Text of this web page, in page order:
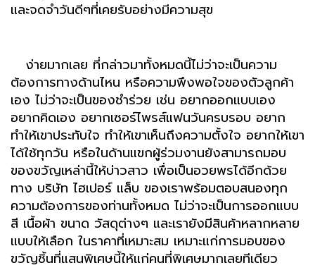
และจดจำวันดีๆที่เคยรับอย่างมีความสุข
ง่ายมากเลย ที่กล่าวมาทั้งหมดนี้ไม่ว่าจะเป็นความ
ต้องการทางด้านไหน หรือความพึงพอใจของตัวลูกค้า
เอง ไม่ว่าจะเป็นของชำร่วย เช่น อยากออกแบบเอง
อยากคิดเอง อยากเซอร์ไพรส์แฟนวันครบรอบ อยาก
ทำให้เขาประทับใจ ทำให้เขาเห็นถึงความตั้งใจ อยากให้เขา
ได้ใช้ทุกวัน หรือในด้านแขกผู้ร่วมงานยังสามารถมอบ
ของขวัญเหล่านี้ให้บ่าวสาว เพื่อเป็นอวยพรได้อีกด้วย
ทาง บริษัท ไฮเปอร์ แล็บ ของเราพร้อมตอบสนองทุก
ความต้องการของท่านทั้งหมด ไม่ว่าจะเป็นการออกแบบ
สี เนื้อผ้า ขนาด วัสดุต่างๆ และเรายังมีสินค้าหลากหลาย
แบบให้เลือก ในราคาที่เหมาะสม เหมาะแก่การมอบของ
ขวัญชิ้นที่แสนพิเศษนี้ให้แก่คนที่พิเศษมากเลยทีเดียว